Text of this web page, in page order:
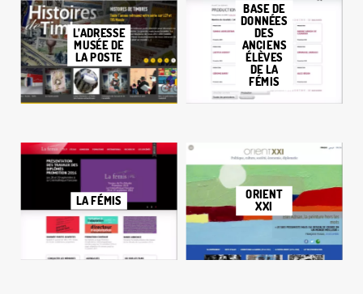
L’ADRESSE
MUSÉE DE
LA POSTE
BASE DE
DONNÉES
DES
ANCIENS
ÉLÈVES
DE LA
FÉMIS
LA FÉMIS ORIENT
XXI